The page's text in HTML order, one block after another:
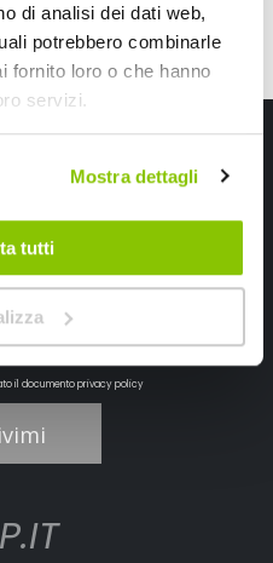
di analisi dei dati web,
potrebbero combinarle
fornito loro o che hanno
servizi.
Mostra dettagli
tutti
Speedup
per il tuo primo acquisto online!
il documentoprivacy policy